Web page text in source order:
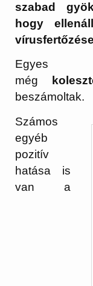
szabad
hogy
Egyes
még
beszámoltak.
Számos
egyéb
pozitív
hatása is
van a